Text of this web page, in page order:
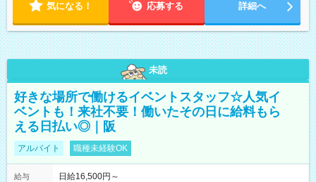
気になる！ 応募する 詳細へ
未読
好きな場所で働けるイベントスタッフ☆人気イ
ベントも！来社不要！働いたその日に給料もら
える日払い◎｜阪
アルバイト 職種未経験OK
給与
日給16,500円～